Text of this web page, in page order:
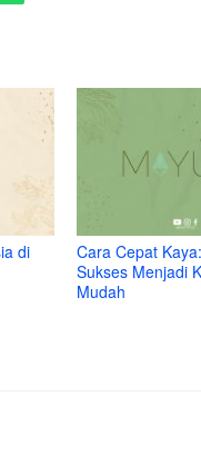
di
Cara Cepat
Sukses Menjadi
Mudah